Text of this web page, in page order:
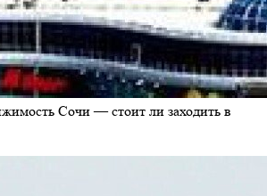
Сочи — стоит ли заходить в